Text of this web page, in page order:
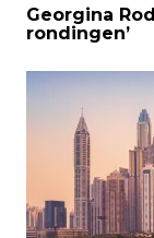
Georgina
rondingen’